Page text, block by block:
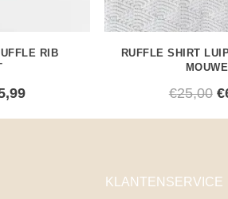
RIB
RUFFLE SHIRT
€25,00 €
KLANTENSERVICE